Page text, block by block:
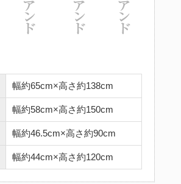
幅約65cm×高さ約138cm
幅約58cm×高さ約150cm
幅約46.5cm×高さ約90cm
幅約44cm×高さ約120cm